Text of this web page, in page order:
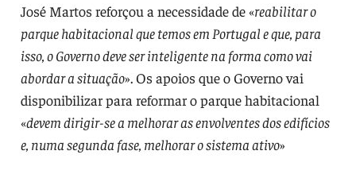
José Martos reforçou a necessidade de «reabilitar o
parque habitacional que temos em Portugal e que, para
isso, o Governo deve ser inteligente na forma como vai
abordar a situação». Os apoios que o Governo vai
disponibilizar para reformar o parque habitacional
«devem dirigir-se a melhorar as envolventes dos edifícios
e, numa segunda fase, melhorar o sistema ativo»